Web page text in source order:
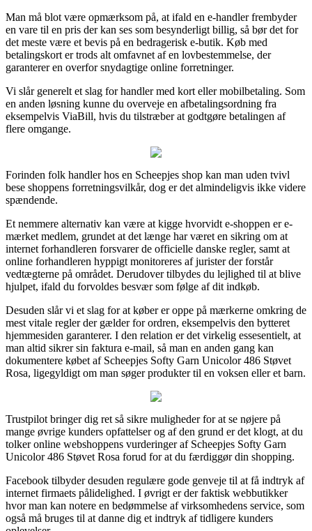
Man må blot være opmærksom på, at ifald en e-handler frembyder
en vare til en pris der kan ses som besynderligt billig, så bør det for
det meste være et bevis på en bedragerisk e-butik. Køb med
betalingskort er trods alt omfavnet af en lovbestemmelse, der
garanterer en overfor snydagtige online forretninger.
Vi slår generelt et slag for handler med kort eller mobilbetaling. Som
en anden løsning kunne du overveje en afbetalingsordning fra
eksempelvis ViaBill, hvis du tilstræber at godtgøre betalingen af
flere omgange.
Forinden folk handler hos en Scheepjes shop kan man uden tvivl
bese shoppens forretningsvilkår, dog er det almindeligvis ikke videre
spændende.
Et nemmere alternativ kan være at kigge hvorvidt e-shoppen er e-
mærket medlem, grundet at det længe har været en sikring om at
internet forhandleren forsvarer de officielle danske regler, samt at
online forhandleren hyppigt monitoreres af jurister der forstår
vedtægterne på området. Derudover tilbydes du lejlighed til at blive
hjulpet, ifald du forvoldes besvær som følge af dit indkøb.
Desuden slår vi et slag for at køber er oppe på mærkerne omkring de
mest vitale regler der gælder for ordren, eksempelvis den bytteret
hjemmesiden garanterer. I den relation er det virkelig essesentielt, at
man altid sikrer sin faktura e-mail, så man en anden gang kan
dokumentere købet af Scheepjes Softy Garn Unicolor 486 Støvet
Rosa, ligegyldigt om man søger produkter til en voksen eller et barn.
Trustpilot bringer dig ret så sikre muligheder for at se nøjere på
mange øvrige kunders opfattelser og af den grund er det klogt, at du
tolker online webshoppens vurderinger af Scheepjes Softy Garn
Unicolor 486 Støvet Rosa forud for at du færdiggør din shopping.
Facebook tilbyder desuden regulære gode genveje til at få indtryk af
internet firmaets pålidelighed. I øvrigt er der faktisk webbutikker
hvor man kan notere en bedømmelse af virksomhedens service, som
også må bruges til at danne dig et indtryk af tidligere kunders